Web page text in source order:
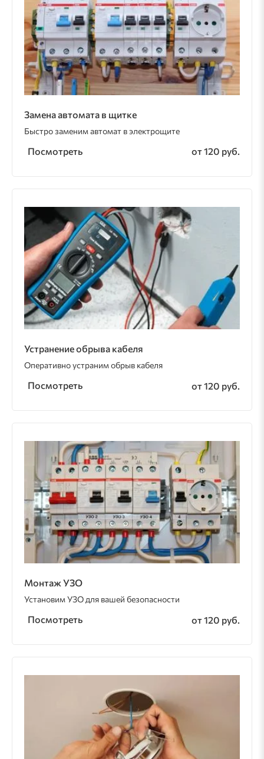
Замена автомата в щитке
Быстро заменим автомат в электрощите
Посмотреть от 120 руб.
Устранение обрыва кабеля
Оперативно устраним обрыв кабеля
Посмотреть от 120 руб.
Монтаж УЗО
Установим УЗО для вашей безопасности
Посмотреть от 120 руб.